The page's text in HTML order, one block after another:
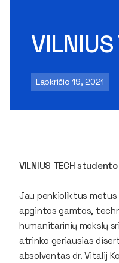
Lapkričio 19, 2021
VILNIUS TECH
Jau penkioliktus
apgintos gamtos,
humanitarinių mokslų
atrinko geriausias
absolventas dr. Vitalij